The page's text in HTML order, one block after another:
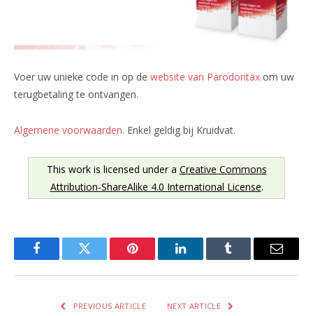
Voer uw unieke code in op de website van Parodontax om uw
terugbetaling te ontvangen.
Algemene voorwaarden. Enkel geldig bij Kruidvat.
This work is licensed under a Creative Commons
Attribution-ShareAlike 4.0 International License.
FacebookTwitter Pinterest LinkedInTumblr Email
PREVIOUS ARTICLE NEXT ARTICLE